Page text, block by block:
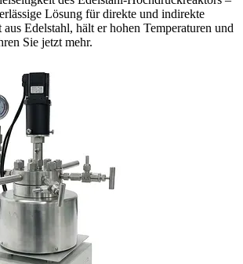
Lösung für direkte und indirekte
Edelstahl, hält er hohen Temperaturen und
Sie jetzt mehr.